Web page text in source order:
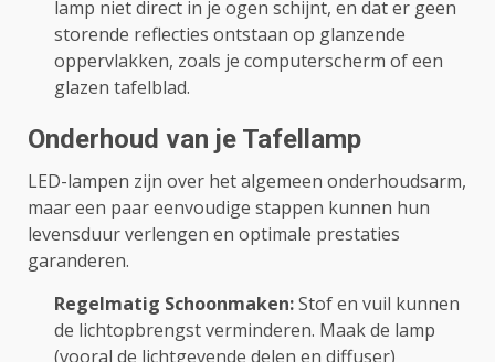
lamp niet direct in je ogen schijnt, en dat er geen
storende reflecties ontstaan op glanzende
oppervlakken, zoals je computerscherm of een
glazen tafelblad.
Onderhoud van je Tafellamp
LED-lampen zijn over het algemeen onderhoudsarm,
maar een paar eenvoudige stappen kunnen hun
levensduur verlengen en optimale prestaties
garanderen.
Regelmatig Schoonmaken:Stof en vuil kunnen
de lichtopbrengst verminderen. Maak de lamp
(vooral de lichtgevende delen en diffuser)